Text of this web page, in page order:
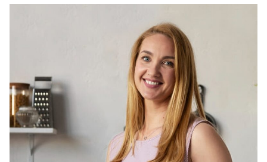
despre beneficiile unui consum mai ridicat de protein...